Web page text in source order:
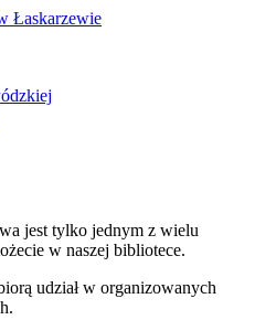
jest tylko jednym z wielu
w naszej bibliotece.
udział w organizowanych